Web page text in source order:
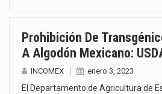
Prohibición De
A Algodón Mexicano:
INCOMEX enero 3, 2023
El Departamento de Agricultura de